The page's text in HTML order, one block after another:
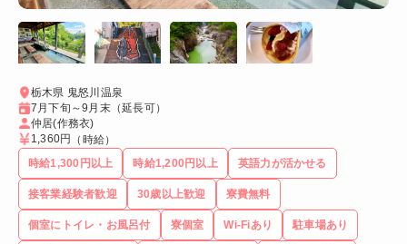
栃木県 鬼怒川温泉
7月下旬～9月末（延長可）
仲居(作務衣)
1,360円
（時給）
時給1,300円以上
時給1,200円以上 英語力が活かせる
接客業経験者歓迎 30歳以上歓迎 寮費無料
個室にトイレ・お風呂付 寮個室 Wi-Fiあり 駐車場あり